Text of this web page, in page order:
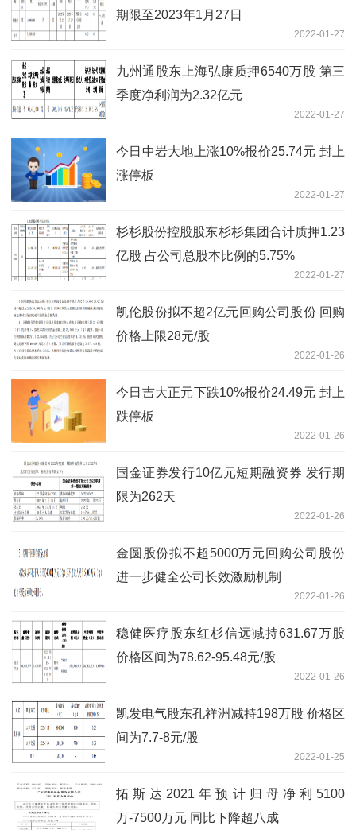
期限至2023年1月27日
2022-01-27
九州通股东上海弘康质押6540万股 第三
季度净利润为2.32亿元
2022-01-27
今日中岩大地上涨10%报价25.74元 封上
涨停板
2022-01-27
杉杉股份控股股东杉杉集团合计质押1.23
亿股 占公司总股本比例的5.75%
2022-01-27
凯伦股份拟不超2亿元回购公司股份 回购
价格上限28元/股
2022-01-26
今日吉大正元下跌10%报价24.49元 封上
跌停板
2022-01-26
国金证券发行10亿元短期融资券 发行期
限为262天
2022-01-26
金圆股份拟不超5000万元回购公司股份
进一步健全公司长效激励机制
2022-01-26
稳健医疗股东红杉信远减持631.67万股
价格区间为78.62-95.48元/股
2022-01-26
凯发电气股东孔祥洲减持198万股 价格区
间为7.7-8元/股
2022-01-25
拓斯达2021年预计归母净利5100
万-7500万元 同比下降超八成